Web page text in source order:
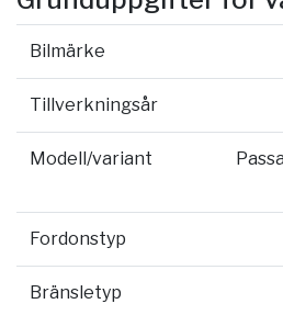
Bilmärke
Tillverkningsår
Modell/variant
Fordonstyp
Bränsletyp